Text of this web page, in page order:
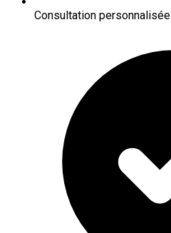
Consultation personnalisée